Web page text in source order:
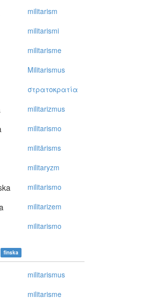
militarism
militarismi
militarisme
Militarismus
στρατoκρατία
militarizmus
militarismo
militārisms
militaryzm
militarismo
militarizem
militarismo
finska
militarismus
militarisme